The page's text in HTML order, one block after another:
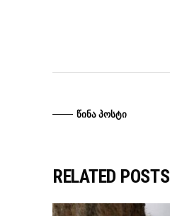
ᲬᲘᲜᲐ ᲞᲝᲡᲢᲘ
RELATED POSTS